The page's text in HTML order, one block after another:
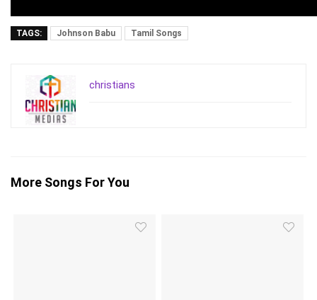
TAGS: Johnson Babu Tamil Songs
christians
More Songs For You